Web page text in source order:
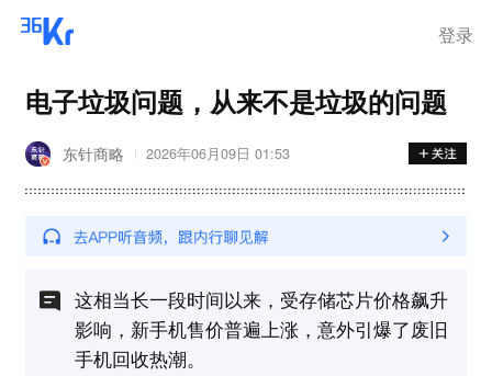
登录
电子垃圾问题，从来不是垃圾的问题
东针商略 2026年06月09日 01:53
这相当长一段时间以来，受存储芯片价格飙升
影响，新手机售价普遍上涨，意外引爆了废旧
手机回收热潮。